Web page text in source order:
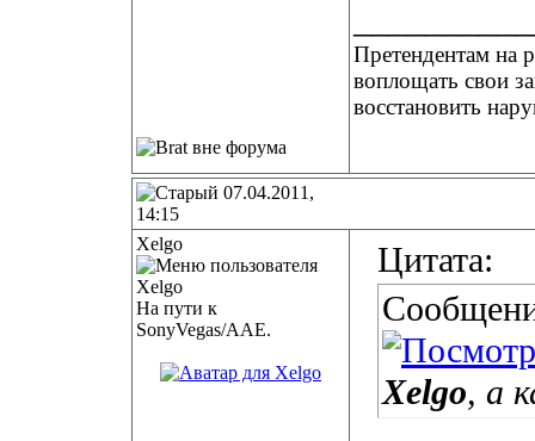
Претендентам на
воплощать свои
восстановить
07.04.2011,
14:15
Xelgo
На пути к
SonyVegas/AAE.
Цитата:
Xelgo, а